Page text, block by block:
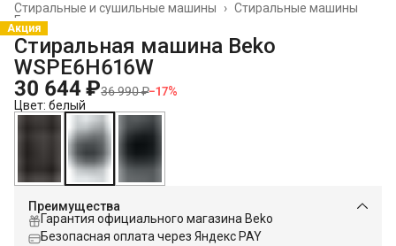
Стиральные машины
Стиральные и сушильные машины
›
Главная
Акция
Стиральная машина Beko
WSPE6H616W
30 644 ₽36 990 ₽−17%
Цвет: белый
Преимущества
Гарантия официального магазина Beko
Безопасная оплата через Яндекс PAY